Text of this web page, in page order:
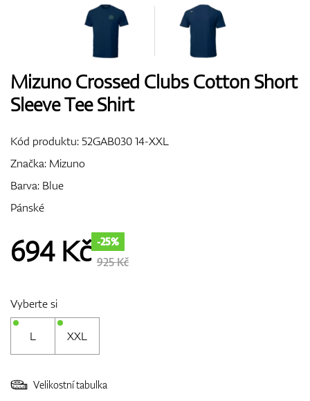
Mizuno Crossed Clubs Cotton Short
Sleeve Tee Shirt
Kód produktu:52GAB030 14-XXL
Značka: Mizuno
Barva: Blue
Pánské
694Kč -25%
925 Kč
Vyberte si
L XXL
Velikostní tabulka